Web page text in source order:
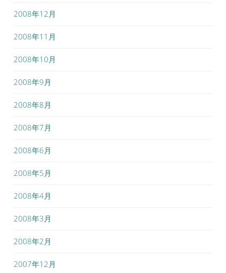
2008年12月
2008年11月
2008年10月
2008年9月
2008年8月
2008年7月
2008年6月
2008年5月
2008年4月
2008年3月
2008年2月
2007年12月